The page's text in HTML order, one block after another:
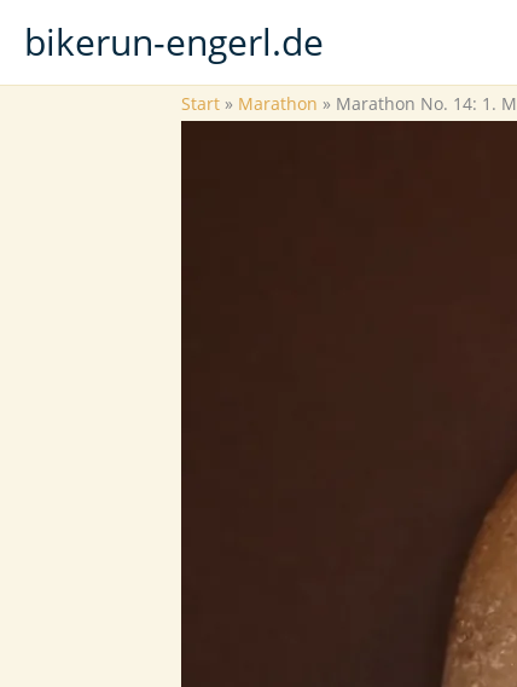
Inhaltbikerun-engerl.de
Start Marathon Marathon No. 14: 1.